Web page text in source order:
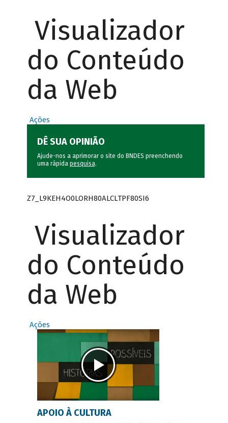
Visualizador
do Conteúdo
da Web
Ações
DÊ SUA OPINIÃO
Ajude-nos a aprimorar o site do BNDES preenchendo
uma rápida pesquisa.
Z7_L9KEH4O0LORH80ALCLTPF80SI6
Visualizador
do Conteúdo
da Web
Ações
APOIO À CULTURA